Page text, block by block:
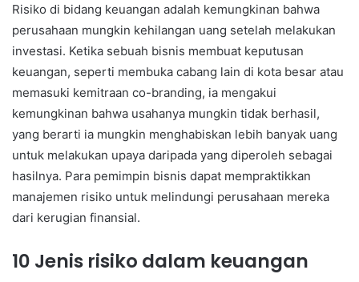
Risiko di bidang keuangan adalah kemungkinan bahwa
perusahaan mungkin kehilangan uang setelah melakukan
investasi. Ketika sebuah bisnis membuat keputusan
keuangan, seperti membuka cabang lain di kota besar atau
memasuki kemitraan co-branding, ia mengakui
kemungkinan bahwa usahanya mungkin tidak berhasil,
yang berarti ia mungkin menghabiskan lebih banyak uang
untuk melakukan upaya daripada yang diperoleh sebagai
hasilnya. Para pemimpin bisnis dapat mempraktikkan
manajemen risiko untuk melindungi perusahaan mereka
dari kerugian finansial.
10 Jenis risiko dalam keuangan